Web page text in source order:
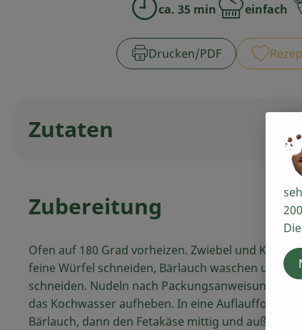
Zubreitungszeit:
ca. 35 min Schwierigkeit:
einfach
Drucken​/​PDF
Zutaten
Zubereitung
Ofen auf 180 Grad vorheizen. Zwiebel und
feine Würfel schneiden, Bärlauch waschen und in
schneiden. Nudeln nach Packungsanweisung
das Kochwasser aufheben. In eine Auflaufform
Bärlauch, dann den Fetakäse mittig und außen rum